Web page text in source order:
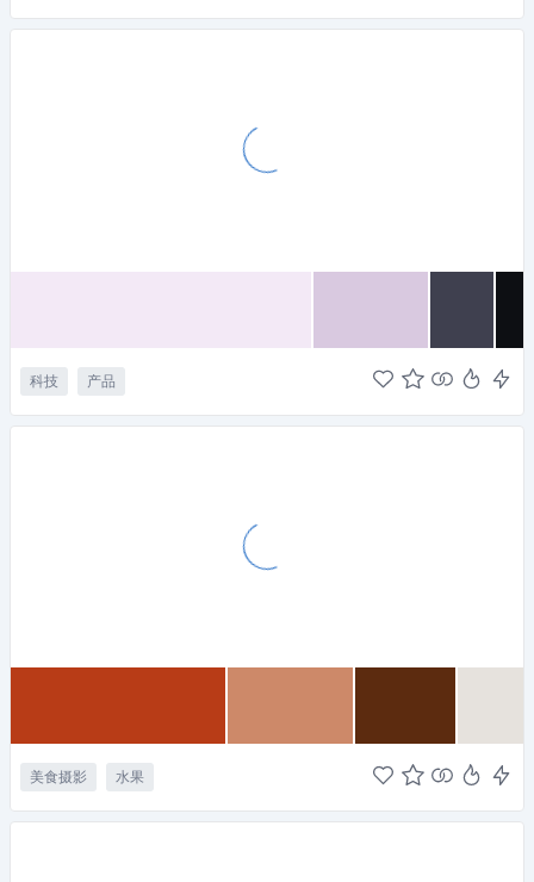
科技 产品
美食摄影 水果